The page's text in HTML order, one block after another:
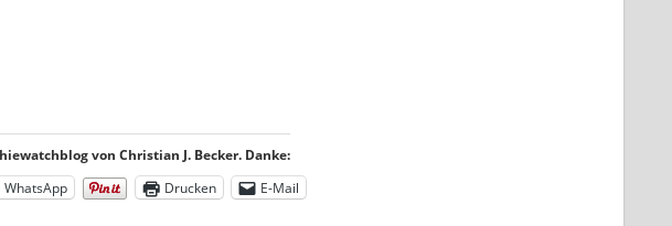
von Christian J. Becker. Danke:
WhatsApp Drucken E-Mail